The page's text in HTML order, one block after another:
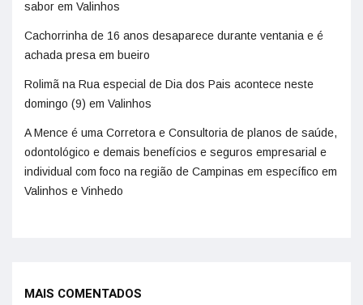
sabor em Valinhos
Cachorrinha de 16 anos desaparece durante ventania e é
achada presa em bueiro
Rolimã na Rua especial de Dia dos Pais acontece neste
domingo (9) em Valinhos
A Mence é uma Corretora e Consultoria de planos de saúde,
odontológico e demais benefícios e seguros empresarial e
individual com foco na região de Campinas em específico em
Valinhos e Vinhedo
MAIS COMENTADOS